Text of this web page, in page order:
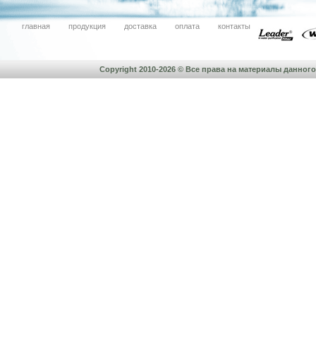
главная продукция доставка оплата контакты
Copyright 2010-2026 © Все права на материалы